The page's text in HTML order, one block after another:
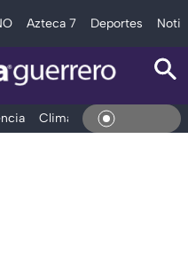
Azteca 7 Deportes
Clima Deportes En